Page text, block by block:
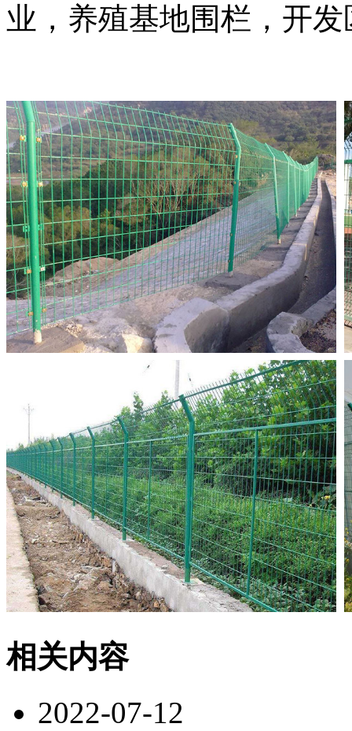
业，养殖基地围栏，开
相关内容
2022-07-12